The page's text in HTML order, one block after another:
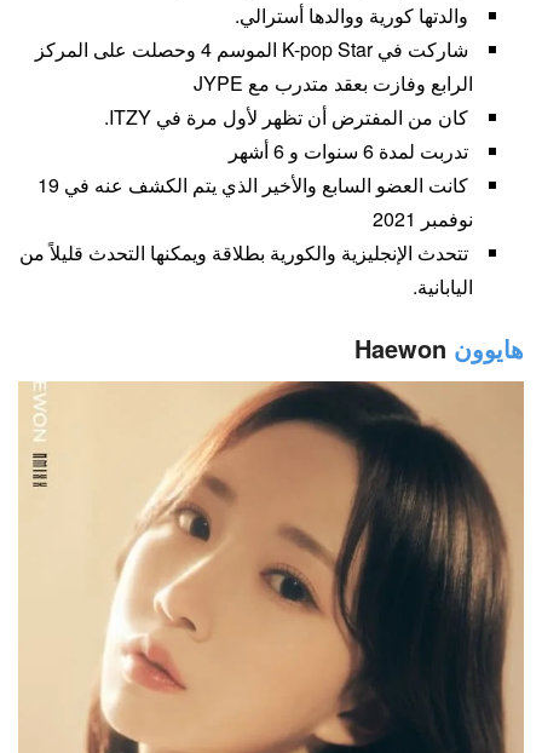
والدتها كورية ووالدها أسترالي.
شاركت في K-pop Star الموسم 4 وحصلت على المركز
الرابع وفازت بعقد متدرب مع JYPE
كان من المفترض أن تظهر لأول مرة في ITZY.
تدربت لمدة 6 سنوات و 6 أشهر
كانت العضو السابع والأخير الذي يتم الكشف عنه في 19
نوفمبر 2021
تتحدث الإنجليزية والكورية بطلاقة ويمكنها التحدث قليلاً من
اليابانية.
هايوون